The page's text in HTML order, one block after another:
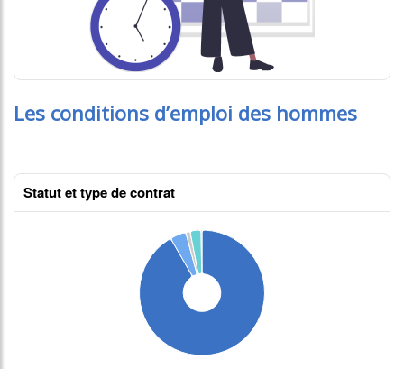
Les conditions d’emploi des hommes
Statut et type de contrat